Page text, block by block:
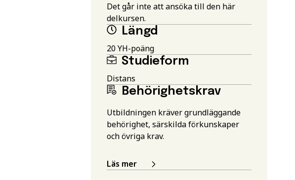
Det går inte att ansöka till den här
delkursen.
Längd
20 YH-poäng
Studieform
Distans
Behörighetskrav
Utbildningen kräver grundläggande
behörighet, särskilda förkunskaper
och övriga krav.
Läs mer